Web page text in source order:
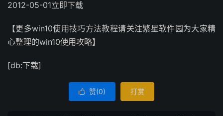
2012-05-01立即下载
【更多win10使用技巧方法教程请关注繁星软件园为大家精
心整理的win10使用攻略】
[db:下载]
 赞(0) 打赏